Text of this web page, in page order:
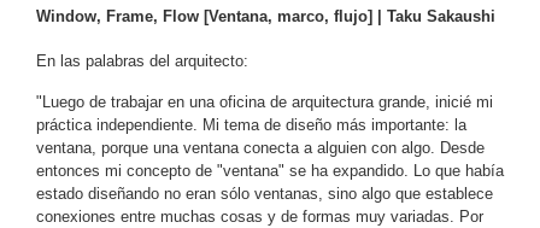
Window, Frame, Flow [Ventana, marco, flujo] | Taku Sakaushi
En las palabras del arquitecto:
"Luego de trabajar en una oficina de arquitectura grande, inicié mi
práctica independiente. Mi tema de diseño más importante: la
ventana, porque una ventana conecta a alguien con algo. Desde
entonces mi concepto de "ventana" se ha expandido. Lo que había
estado diseñando no eran sólo ventanas, sino algo que establece
conexiones entre muchas cosas y de formas muy variadas. Por